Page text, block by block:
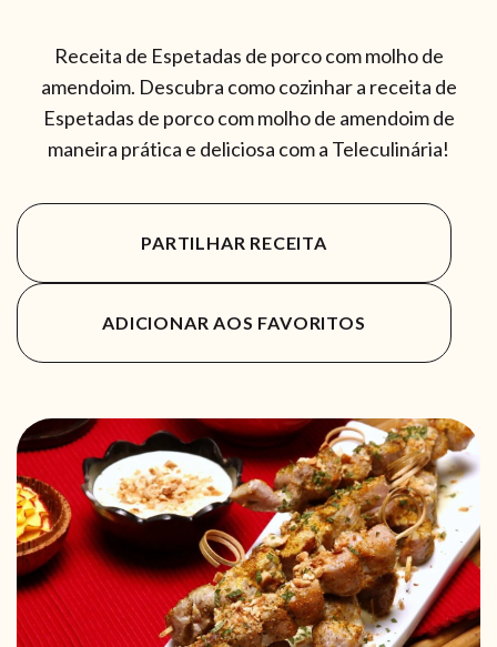
Receita de Espetadas de porco com molho de
amendoim. Descubra como cozinhar a receita de
Espetadas de porco com molho de amendoim de
maneira prática e deliciosa com a Teleculinária!
PARTILHAR RECEITA
ADICIONAR AOS FAVORITOS